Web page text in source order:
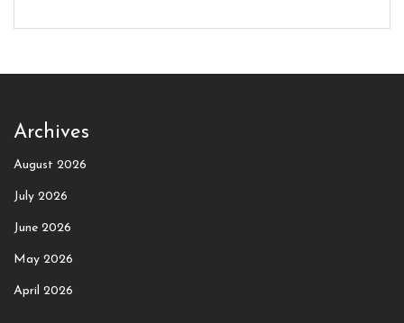
Archives
August 2026
July 2026
June 2026
May 2026
April 2026